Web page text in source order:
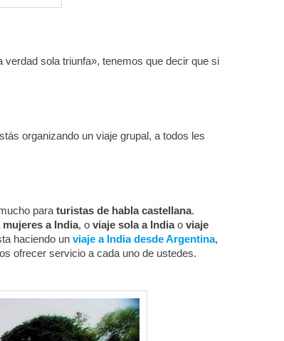
sola triunfa»​, tenemos que decir que si
organizando un viaje grupal, a todos les
paraturistas de habla castellana.
mujeres a India, oviaje sola a Indiaoviaje
haciendo unviaje a India desde Argentina,
ofrecer servicio a cada uno de ustedes.